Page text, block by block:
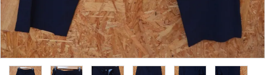
meeting_room ログイン person 新規会員登録